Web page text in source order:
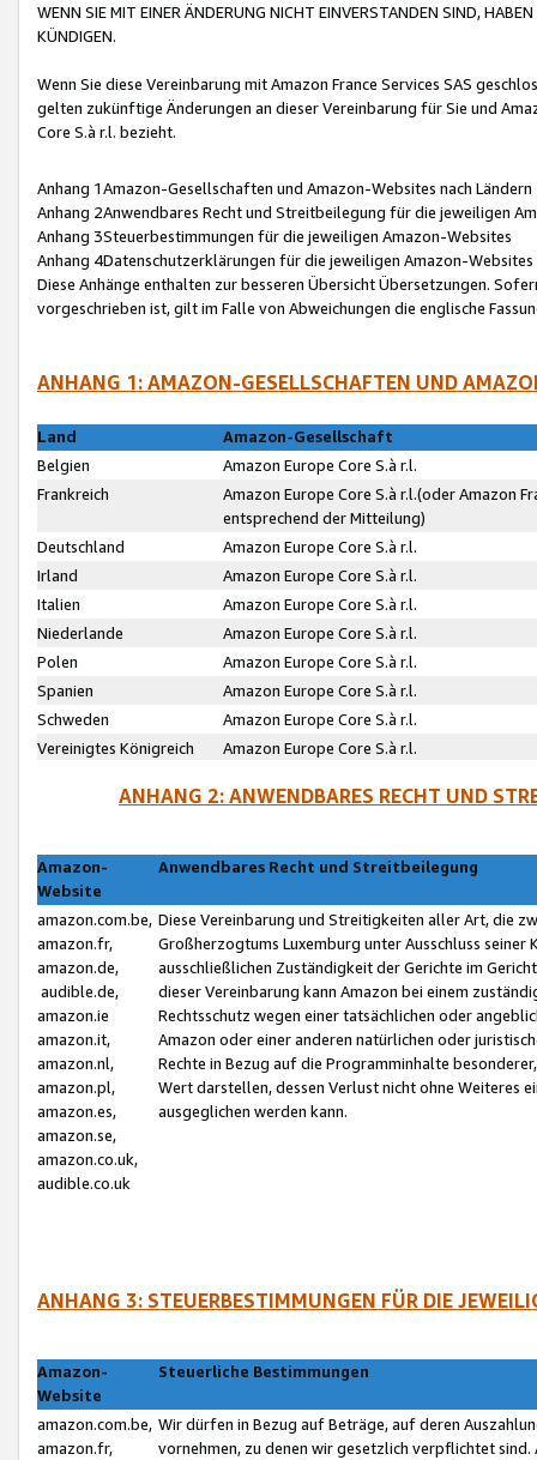
WENN SIE MIT EINER ÄNDERUNG NICHT EINVERSTANDEN SIND,
KÜNDIGEN.
Wenn Sie diese Vereinbarung mit Amazon France Services SAS
gelten zukünftige Änderungen an dieser Vereinbarung für Sie und
Core S.à r.l. bezieht.
Anhang 1Amazon-Gesellschaften und Amazon-Websites nach Ländern
Anhang 2Anwendbares Recht und Streitbeilegung für die jeweiligen
Anhang 3Steuerbestimmungen für die jeweiligen Amazon-Websites
Anhang 4Datenschutzerklärungen für die jeweiligen Amazon-Websites
Diese Anhänge enthalten zur besseren Übersicht Übersetzungen.
vorgeschrieben ist, gilt im Falle von Abweichungen die englische
ANHANG 1: AMAZON-GESELLSCHAFTEN UND
Land
Amazon-Gesellschaft
Belgien
Amazon Europe Core S.à r.l.
Frankreich
Amazon Europe Core S.à r.l.(oder Amazon
entsprechend der Mitteilung)
Deutschland
Amazon Europe Core S.à r.l.
Irland
Amazon Europe Core S.à r.l.
Italien
Amazon Europe Core S.à r.l.
Niederlande
Amazon Europe Core S.à r.l.
Polen
Amazon Europe Core S.à r.l.
Spanien
Amazon Europe Core S.à r.l.
Schweden
Amazon Europe Core S.à r.l.
Vereinigtes Königreich
Amazon Europe Core S.à r.l.
ANHANG 2: ANWENDBARES RECHT UND
Amazon-
Website
Anwendbares Recht und Streitbeilegung
amazon.com.be,
amazon.fr,
amazon.de,
audible.de,
amazon.ie
amazon.it,
amazon.nl,
amazon.pl,
amazon.es,
amazon.se,
amazon.co.uk,
audible.co.uk
Diese Vereinbarung und Streitigkeiten aller Art, die
Großherzogtums Luxemburg unter Ausschluss
ausschließlichen Zuständigkeit der Gerichte im
dieser Vereinbarung kann Amazon bei einem
Rechtsschutz wegen einer tatsächlichen oder
Amazon oder einer anderen natürlichen oder
Rechte in Bezug auf die Programminhalte
Wert darstellen, dessen Verlust nicht ohne Weiteres
ausgeglichen werden kann.
ANHANG 3: STEUERBESTIMMUNGEN FÜR DIE
Amazon-
Website
Steuerliche Bestimmungen
amazon.com.be,
amazon.fr,
Wir dürfen in Bezug auf Beträge, auf deren
vornehmen, zu denen wir gesetzlich verpflichtet